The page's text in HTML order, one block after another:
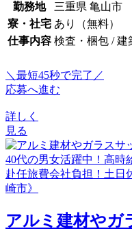
勤務地
三重県 亀山市
寮・社宅 あり（無料）
仕事内容 検査・梱包 / 建
＼最短45秒で完了／
応募へ進む
詳しく
見る
アルミ建材やガ